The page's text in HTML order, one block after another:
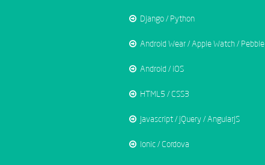
Django / Python
Android Wear / Apple Watch / Pebble
Android / iOS
HTML5 / CSS3
Javascript / jQuery / AngularJS
Ionic / Cordova